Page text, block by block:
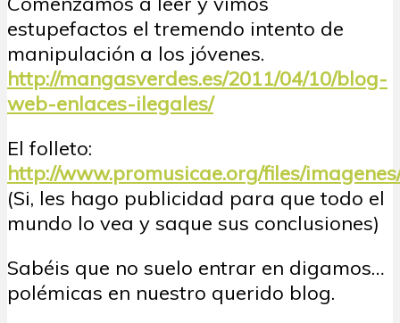
estupefactos el tremendo intento de
manipulación a los jóvenes.
http://mangasverdes.es/2011/04/10/blog-
web-enlaces-ilegales/
El folleto:
http://www.promusicae.org/files/
(Si, les hago publicidad para que todo el
mundo lo vea y saque sus conclusiones)
Sabéis que no suelo entrar en digamos…
polémicas en nuestro querido blog.